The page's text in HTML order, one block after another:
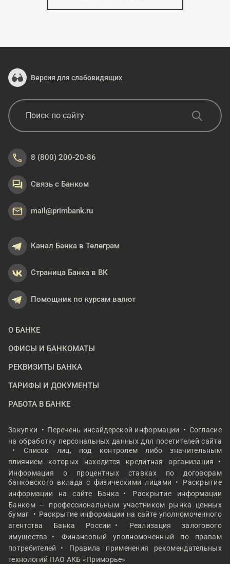
Версия для слабовидящих
8 (800) 200-20-86
Связь с Банком
mail@primbank.ru
Канал Банка в Телеграм
Страница Банка в ВК
Помощник по курсам валют
О БАНКЕ
ОФИСЫ И БАНКОМАТЫ
РЕКВИЗИТЫ БАНКА
ТАРИФЫ И ДОКУМЕНТЫ
РАБОТА В БАНКЕ
Закупки Перечень инсайдерской информации
Согласие
на обработку персональных данных для посетителей сайта
Список лиц, под контролем либо значительным
влиянием которых находится кредитная организация
Информация о процентных ставках по договорам
банковского вклада с физическими лицами
Раскрытие
информации на сайте Банка
Раскрытие информации
Банком — профессиональным участником рынка ценных
бумаг
Раскрытие информации на сайте уполномоченного
агентства Банка России
Реализация залогового
имущества
Финансовый уполномоченный по правам
потребителей
Правила применения рекомендательных
технологий ПАО АКБ «Приморье»